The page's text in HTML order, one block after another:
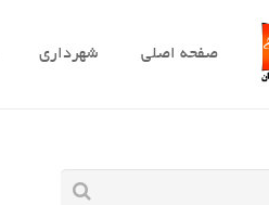
صفحه اصلی شهرداری